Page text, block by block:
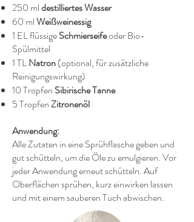
250 mldestilliertes Wasser
60 mlWeißweinessig
1 EL flüssigeSchmierseifeoder Bio-
Spülmittel
1 TLNatron(optional, für zusätzliche
Reinigungswirkung)
10 Tropfen Sibirische Tanne
5 TropfenZitronenöl
Anwendung:
Alle Zutaten in eine Sprühflasche geben und
gut schütteln, um die Öle zu emulgieren. Vor
jeder Anwendung erneut schütteln. Auf
Oberflächen sprühen, kurz einwirken lassen
und mit einem sauberen Tuch abwischen.